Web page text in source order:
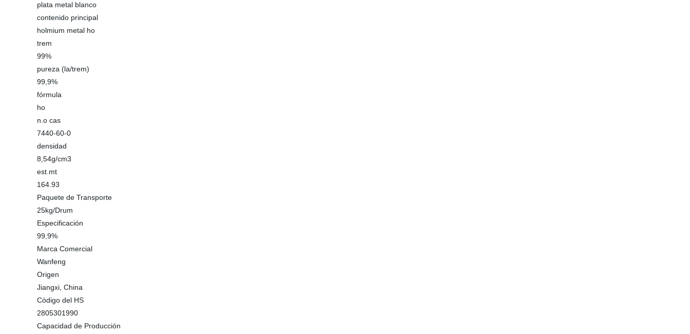
plata metal blanco
contenido principal
holmium metal ho
trem
99%
pureza (la/trem)
99,9%
fórmula
ho
n.o cas
7440-60-0
densidad
8,54g/cm3
est.mt
164.93
Paquete de Transporte
25kg/Drum
Especificación
99,9%
Marca Comercial
Wanfeng
Origen
Jiangxi, China
Código del HS
2805301990
Capacidad de Producción